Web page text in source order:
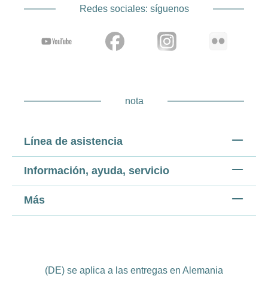
Redes sociales: síguenos
nota
Línea de asistencia
Información, ayuda, servicio
Más
(DE) se aplica a las entregas en Alemania